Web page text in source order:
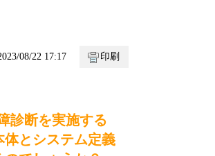
08/22 17:17 印刷
診断を実施する
体とシステム定義